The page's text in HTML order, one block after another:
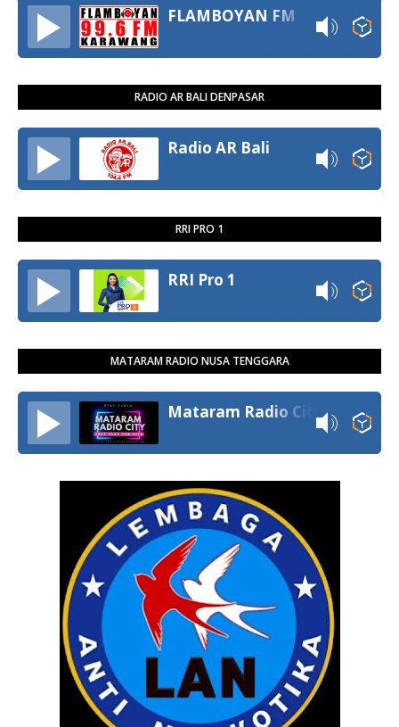
FLAMBOYAN FM
RADIO AR BALI DENPASAR
Radio AR Bali
RRI PRO 1
RRI Pro 1
MATARAM RADIO NUSA TENGGARA
Mataram Radio City